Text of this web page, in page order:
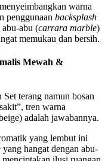
warna
penggunaan backsplash
abu (carrara marble)
memukau dan bersih.
Mewah &
terang namun bosan
tren warna
adalah jawabannya.
yang lembut ini
yang hangat dengan abu-